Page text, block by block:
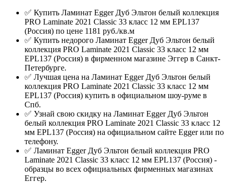
✅ Купить Ламинат Egger Дуб Эльтон белый коллекция
PRO Laminate 2021 Classic 33 класс 12 мм EPL137
(Россия) по цене 1181 руб./кв.м
✅ Купить недорого Ламинат Egger Дуб Эльтон белый
коллекция PRO Laminate 2021 Classic 33 класс 12 мм
EPL137 (Россия) в фирменном магазине Эггер в Санкт-
Петербурге.
✅ Лучшая цена на Ламинат Egger Дуб Эльтон белый
коллекция PRO Laminate 2021 Classic 33 класс 12 мм
EPL137 (Россия) купить в официальном шоу-руме в
Спб.
✅ Узнай свою скидку на Ламинат Egger Дуб Эльтон
белый коллекция PRO Laminate 2021 Classic 33 класс 12
мм EPL137 (Россия) на официальном сайте Egger или по
телефону.
✅ Ламинат Egger Дуб Эльтон белый коллекция PRO
Laminate 2021 Classic 33 класс 12 мм EPL137 (Россия) -
образцы во всех официальных фирменных магазинах
Еггер.